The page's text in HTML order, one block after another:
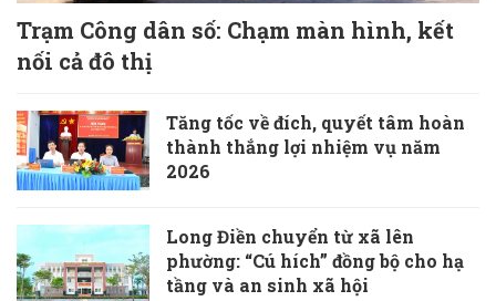
Trạm Công dân số: Chạm màn hình, kết
nối cả đô thị
Tăng tốc về đích, quyết tâm hoàn
thành thắng lợi nhiệm vụ năm
2026
Long Điền chuyển từ xã lên
phường: “Cú hích” đồng bộ cho hạ
tầng và an sinh xã hội